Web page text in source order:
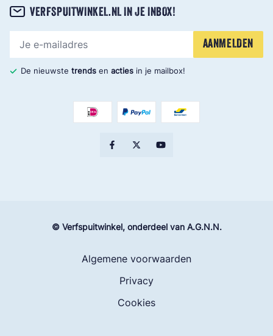
VERFSPUITWINKEL.NL IN JE INBOX!
AANMELDEN
De nieuwste trends en acties in je mailbox!
© Verfspuitwinkel, onderdeel van A.G.N.N.
Algemene voorwaarden
Privacy
Cookies